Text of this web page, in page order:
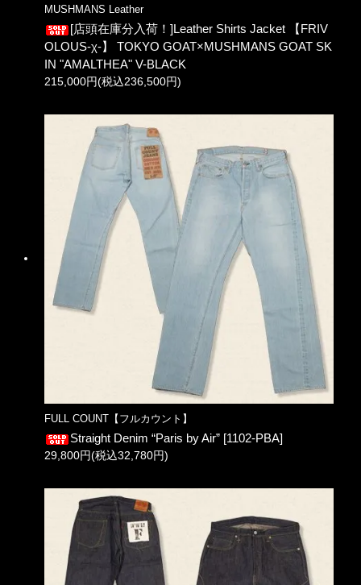
MUSHMANS Leather
[店頭在庫分入荷！]Leather Shirts Jacket 【FRIV
OLOUS-χ-】 TOKYO GOAT×MUSHMANS GOAT SK
IN "AMALTHEA" V-BLACK
215,000円(税込236,500円)
FULL COUNT【フルカウント】
Straight Denim “Paris by Air” [1102-PBA]
29,800円(税込32,780円)